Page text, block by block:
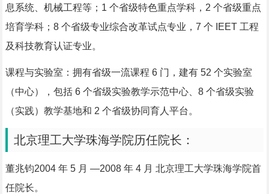
息系统、机械工程等；1 个省级特色重点学科，2 个省级重点
培育学科；8 个省级专业综合改革试点专业，7 个 IEET 工程
及科技教育认证专业。
课程与实验室：拥有省级一流课程 6 门，建有 52 个实验室
（中心），包括 6 个省级实验教学示范中心、8 个省级实验
（实践）教学基地和 2 个省级协同育人平台。
北京理工大学珠海学院历任院长：
董兆钧2004 年 5 月 —2008 年 4 月 北京理工大学珠海学院首
任院长。